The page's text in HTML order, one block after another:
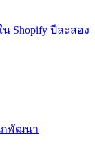
Shopify ปีละสอง
กพัฒนา